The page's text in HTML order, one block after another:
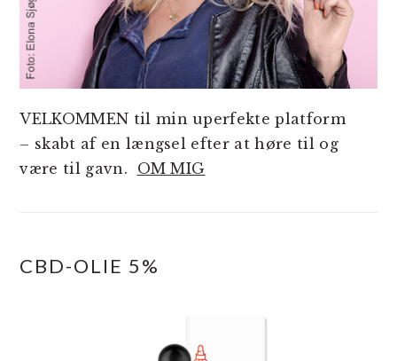
VELKOMMEN til min uperfekte platform
– skabt af en længsel efter at høre til og
være til gavn. OM MIG
CBD-OLIE 5%